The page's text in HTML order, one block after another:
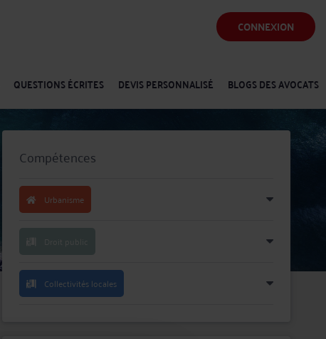
CONNEXION
QUESTIONS ÉCRITES DEVIS PERSONNALISÉ BLOGS DES AVOCATS
Compétences
Urbanisme
Collectivités locales